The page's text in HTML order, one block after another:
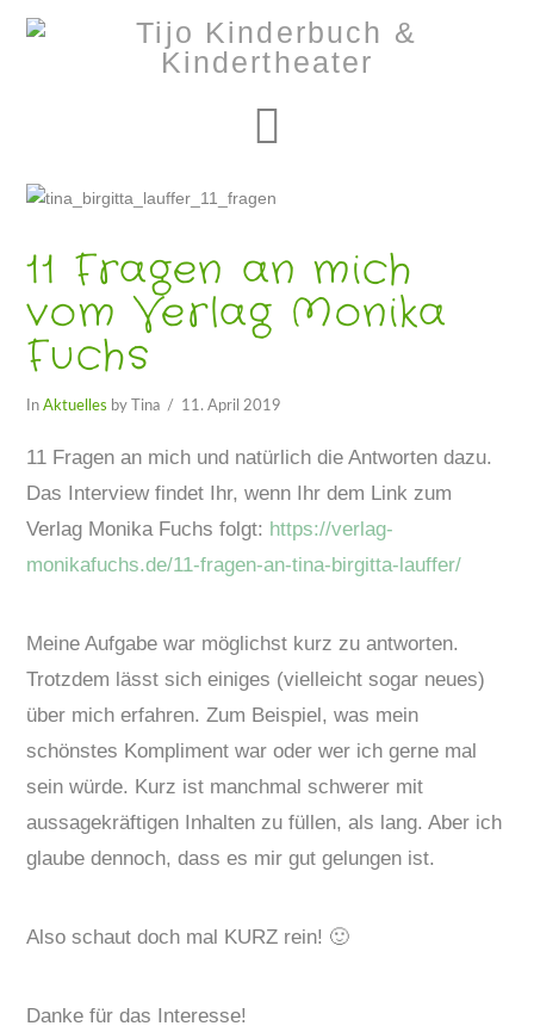
11 Fragen an mich
vom Verlag Monika
Fuchs
InAktuelles by Tina 11. April 2019
11 Fragen an mich und natürlich die Antworten dazu.
Das Interview findet Ihr, wenn Ihr dem Link zum
Verlag Monika Fuchs folgt: https://verlag-
monikafuchs.de/11-fragen-an-tina-birgitta-lauffer/
Meine Aufgabe war möglichst kurz zu antworten.
Trotzdem lässt sich einiges (vielleicht sogar neues)
über mich erfahren. Zum Beispiel, was mein
schönstes Kompliment war oder wer ich gerne mal
sein würde. Kurz ist manchmal schwerer mit
aussagekräftigen Inhalten zu füllen, als lang. Aber ich
glaube dennoch, dass es mir gut gelungen ist.
Also schaut doch mal KURZ rein! 🙂
Danke für das Interesse!